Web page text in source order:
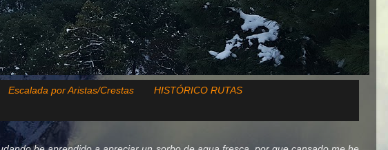
Escalada por Aristas/Crestas
HISTÓRICO RUTAS